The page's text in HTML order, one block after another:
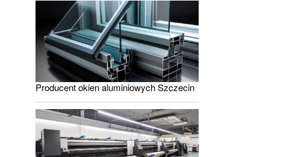
Producent okien aluminiowych Szczecin